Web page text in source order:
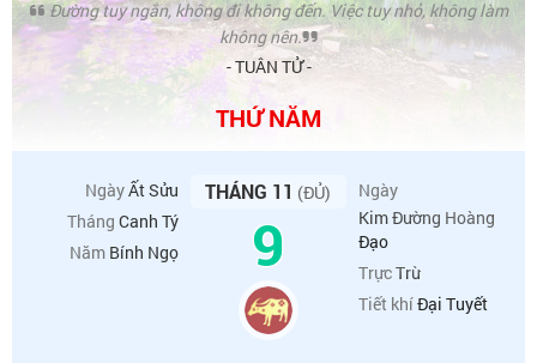
Đường tuy ngắn, không đi không đến. Việc tuy nhỏ, không làm
không nên.
- TUÂN TỬ -
THỨ NĂM
NgàyẤt Sửu
ThángCanh Tý
Năm Bính Ngọ
THÁNG 11 (ĐỦ)
9
Ngày
Kim Đường Hoàng
Đạo
TrựcTrừ
Tiết khíĐại Tuyết